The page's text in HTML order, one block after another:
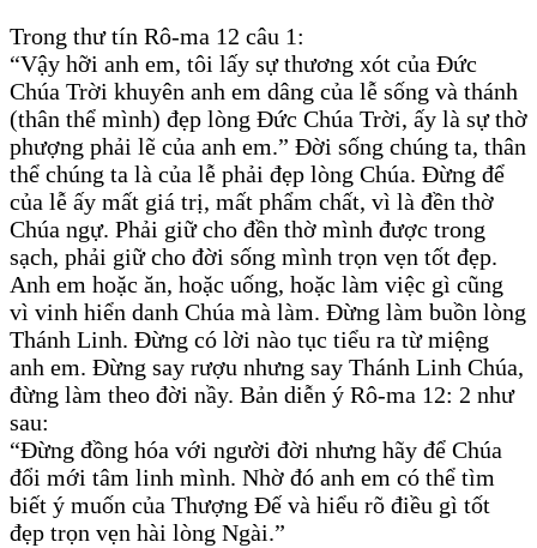
Trong thư tín Rô-ma 12 câu 1:
“Vậy hỡi anh em, tôi lấy sự thương xót của Đức
Chúa Trời khuyên anh em dâng của lễ sống và thánh
(thân thể mình) đẹp lòng Đức Chúa Trời, ấy là sự thờ
phượng phải lẽ của anh em.” Đời sống chúng ta, thân
thể chúng ta là của lễ phải đẹp lòng Chúa. Đừng để
của lễ ấy mất giá trị, mất phẩm chất, vì là đền thờ
Chúa ngự. Phải giữ cho đền thờ mình được trong
sạch, phải giữ cho đời sống mình trọn vẹn tốt đẹp.
Anh em hoặc ăn, hoặc uống, hoặc làm việc gì cũng
vì vinh hiển danh Chúa mà làm. Đừng làm buồn lòng
Thánh Linh. Đừng có lời nào tục tiểu ra từ miệng
anh em. Đừng say rượu nhưng say Thánh Linh Chúa,
đừng làm theo đời nầy. Bản diễn ý Rô-ma 12: 2 như
sau:
“Đừng đồng hóa với người đời nhưng hãy để Chúa
đổi mới tâm linh mình. Nhờ đó anh em có thể tìm
biết ý muốn của Thượng Đế và hiểu rõ điều gì tốt
đẹp trọn vẹn hài lòng Ngài.”